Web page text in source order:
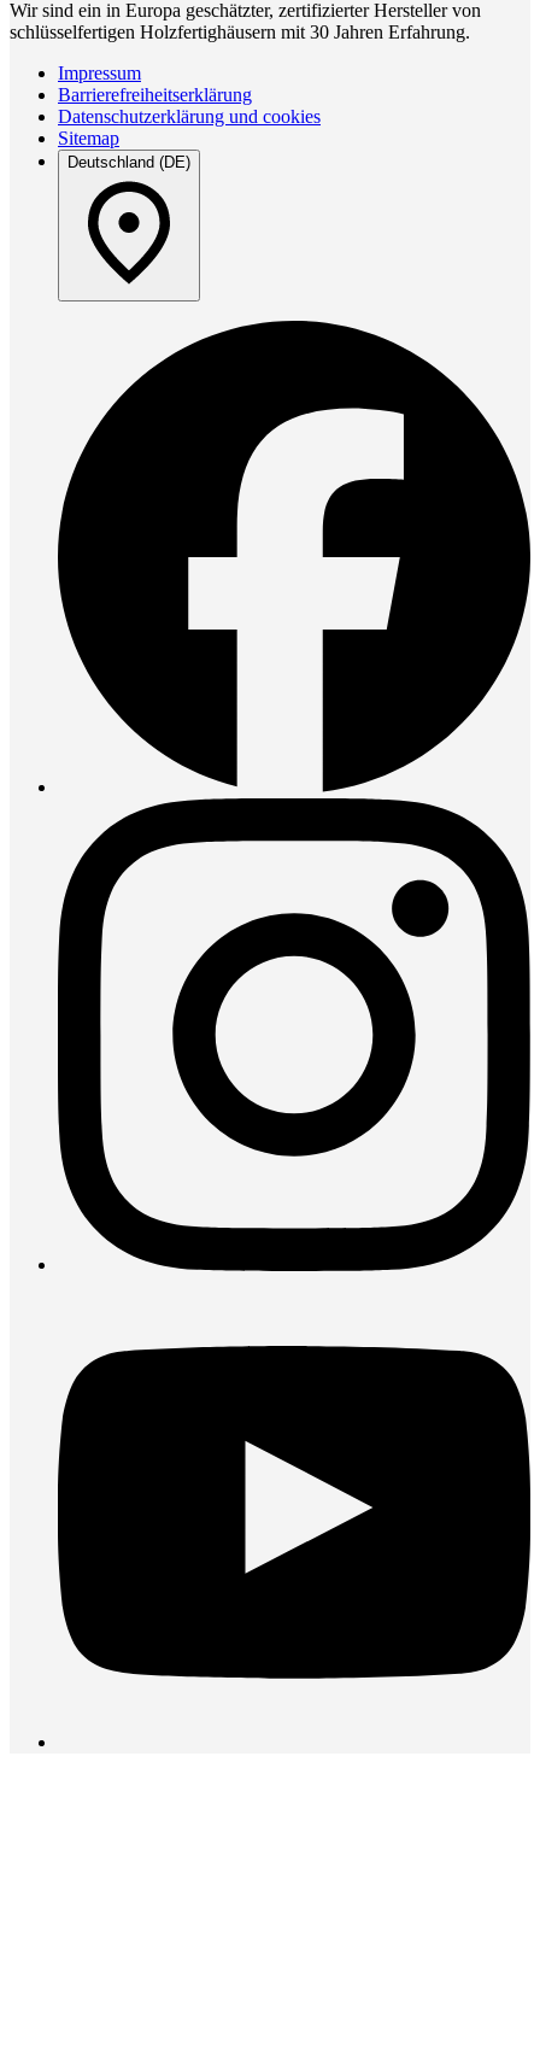
Wir sind ein in Europa geschätzter, zertifizierter Hersteller von
schlüsselfertigen Holzfertighäusern mit 30 Jahren Erfahrung.
Impressum
Barrierefreiheitserklärung
Datenschutzerklärung und cookies
Sitemap
Deutschland (DE)